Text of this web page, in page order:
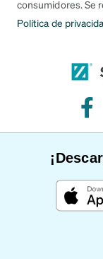
consumidores. Se
Política de